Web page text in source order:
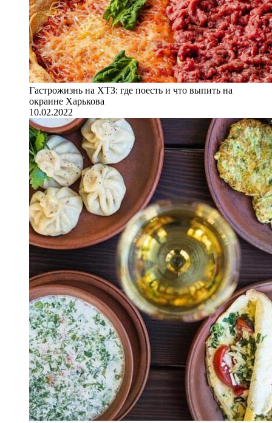
Гастрожизнь на ХТЗ: где поесть и что выпить на
окраине Харькова
10.02.2022